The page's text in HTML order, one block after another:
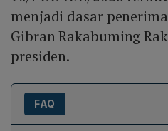
menjadi dasar
Gibran Rakabuming
presiden.
FAQ